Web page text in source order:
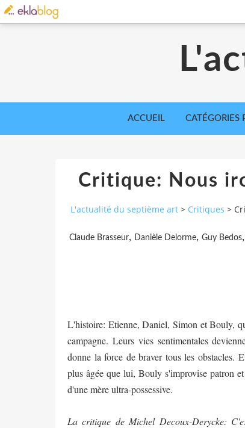
ACCUEIL CATÉGORIES
Critique: Nous
L'actualité du septième art > Critiques >
Claude Brasseur, Danièle Delorme, Guy Bedos,
L'histoire: Etienne, Daniel, Simon et Bouly,
campagne. Leurs vies sentimentales
donne la force de braver tous les obstacles.
plus âgée que lui, Bouly s'improvise patron
d'une mère ultra-possessive.
La critique de Michel Decoux-Derycke: